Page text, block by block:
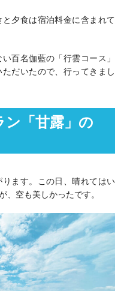
夕食は宿泊料金に含まれて
百名伽藍の「行雲コース 」
だいたので、行ってきまし
ン「甘露」の
ます。この日、晴れてはい
、空も美しかったです。